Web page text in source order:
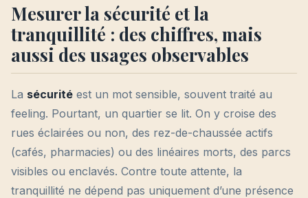
Mesurer la sécurité et la
tranquillité : des chiffres, mais
aussi des usages observables
La sécurité est un mot sensible, souvent traité au
feeling. Pourtant, un quartier se lit. On y croise des
rues éclairées ou non, des rez-de-chaussée actifs
(cafés, pharmacies) ou des linéaires morts, des parcs
visibles ou enclavés. Contre toute attente, la
tranquillité ne dépend pas uniquement d’une présence